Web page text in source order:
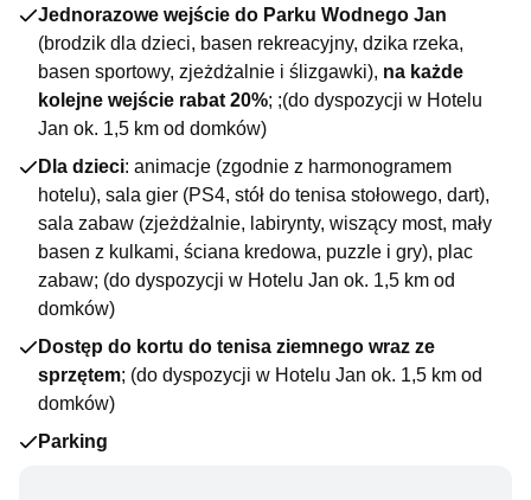
okolicy. Domki są wyposażone w aneks kuchenny, łazienkę z
prysznicem, telewizor oraz czajnik elektryczny. Do dyspozycji
gości jest parking.
Na terenie obiektu znajduje się zewnętrzny plac zabaw dla
dzieci oraz wiata grillowa do biesiadowania.
ATRAKCJE OBIEKTU
W sezonie letnim do dyspozycji gości udostępniane są
atrakcje w Hotelu Jan (około 1,5km od domków):
- Park Wodny Jan (brodzik dla dzieci, basen rekreacyjny, dzika
rzeka, basen sportowy, zjeżdżalnie i ślizgawki)
- kort do tenisa ziemnego wraz ze sprzętem
DLA NAJMŁODSZYCH
- animacje dla dzieci (zgodnie z programem hotelu)
- Sala Gier (PS4, stół do tenisa stołowego, dart)
- Sala Zabaw (zjeżdżalnie, labirynty, wiszący most, mały basen
z kulkami, ściana kredowa, puzzle i gry)
- plac zabaw
JEDZENIE I PICIE
Jednorazowe wejście do Parku Wodnego Jan
(brodzik dla dzieci, basen rekreacyjny, dzika rzeka,
basen sportowy, zjeżdżalnie i ślizgawki), na każde
kolejne wejście rabat 20%; ;(do dyspozycji w Hotelu
Jan ok. 1,5 km od domków)
Dla dzieci: animacje (zgodnie z harmonogramem
hotelu), sala gier (PS4, stół do tenisa stołowego, dart),
sala zabaw (zjeżdżalnie, labirynty, wiszący most, mały
basen z kulkami, ściana kredowa, puzzle i gry), plac
zabaw; (do dyspozycji w Hotelu Jan ok. 1,5 km od
domków)
Dostęp do kortu do tenisa ziemnego wraz ze
sprzętem; (do dyspozycji w Hotelu Jan ok. 1,5 km od
domków)
Parking